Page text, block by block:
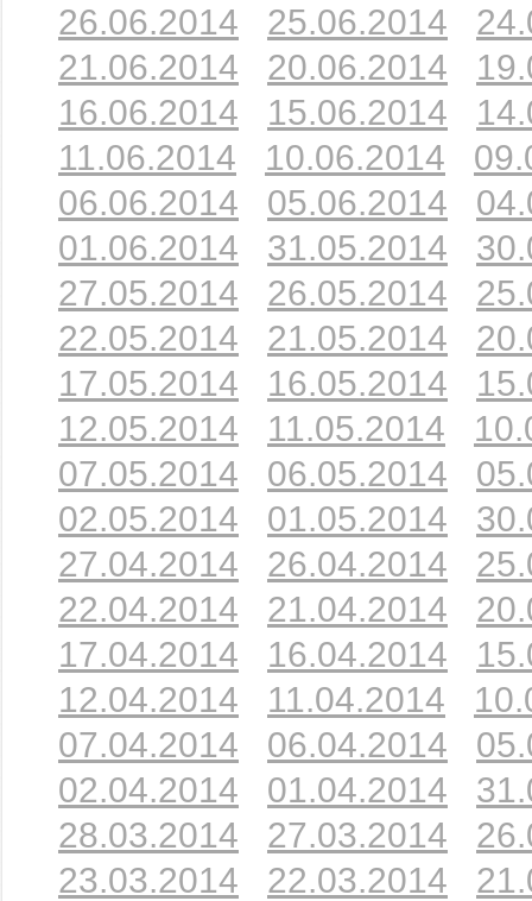
26.06.2014
25.06.2014
21.06.2014
20.06.2014
16.06.2014
15.06.2014
11.06.2014
10.06.2014
06.06.2014
05.06.2014
01.06.2014
31.05.2014
27.05.2014
26.05.2014
22.05.2014
21.05.2014
17.05.2014
16.05.2014
12.05.2014
11.05.2014
07.05.2014
06.05.2014
02.05.2014
01.05.2014
27.04.2014
26.04.2014
22.04.2014
21.04.2014
17.04.2014
16.04.2014
12.04.2014
11.04.2014
07.04.2014
06.04.2014
02.04.2014
01.04.2014
28.03.2014
27.03.2014
23.03.2014
22.03.2014